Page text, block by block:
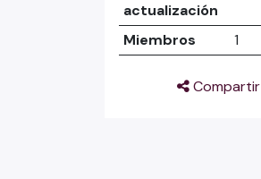
actualización
Miembros 1
Compartir